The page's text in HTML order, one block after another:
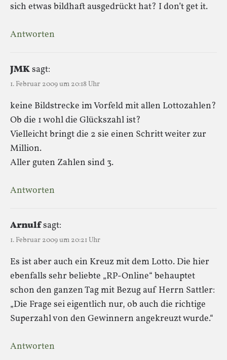
sich etwas bildhaft ausgedrückt hat? I don’t get it.
Antworten
JMKsagt:
1. Februar 2009 um 20:18 Uhr
keine Bildstrecke im Vorfeld mit allen Lottozahlen?
Ob die 1 wohl die Glückszahl ist?
Vielleicht bringt die 2 sie einen Schritt weiter zur
Million.
Aller guten Zahlen sind 3.
Antworten
Arnulfsagt:
1. Februar 2009 um 20:21 Uhr
Es ist aber auch ein Kreuz mit dem Lotto. Die hier
ebenfalls sehr beliebte „RP-Online“ behauptet
schon den ganzen Tag mit Bezug auf Herrn Sattler:
„Die Frage sei eigentlich nur, ob auch die richtige
Superzahl von den Gewinnern angekreuzt wurde.“
Antworten